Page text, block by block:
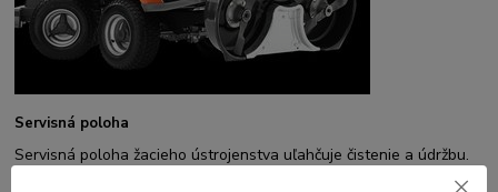
Servisná poloha
Servisná poloha žacieho ústrojenstva uľahčuje čistenie a údržbu.